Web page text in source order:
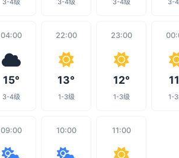
3-4级 3-4级 3-4级 3-
04:00
15°
3-4级
22:00
13°
1-3级
23:00
12°
1-3级 1-
09:00 10:00 11:00